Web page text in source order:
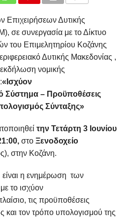
Επιχειρήσεων Δυτικής
σε συνεργασία με το Δίκτυο
του Επιμελητηρίου Κοζάνης
Δυτικής Μακεδονίας ,
νομικής
«Ισχύον
Σύστημα – Προϋποθέσεις
Σύνταξης»
την Τετάρτη 3 Ιουνίου
,στο Ξενοδοχείο
στην Κοζάνη.
η ενημέρωση των
το ισχύον
τις προϋποθέσεις
και τον τρόπο υπολογισμού της